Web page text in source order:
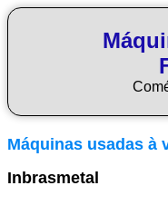
Máquinas usadas à
Inbrasmetal